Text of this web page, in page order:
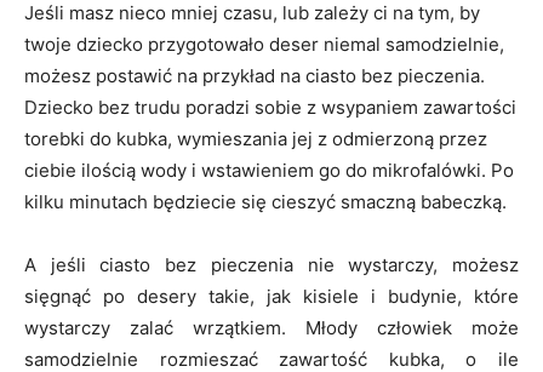
Jeśli masz nieco mniej czasu, lub zależy ci na tym, by
twoje dziecko przygotowało deser niemal samodzielnie,
możesz postawić na przykład na ciasto bez pieczenia.
Dziecko bez trudu poradzi sobie z wsypaniem zawartości
torebki do kubka, wymieszania jej z odmierzoną przez
ciebie ilością wody i wstawieniem go do mikrofalówki. Po
kilku minutach będziecie się cieszyć smaczną babeczką.
A jeśli ciasto bez pieczenia nie wystarczy, możesz
sięgnąć po desery takie, jak kisiele i budynie, które
wystarczy zalać wrzątkiem. Młody człowiek może
samodzielnie rozmieszać zawartość kubka, o ile